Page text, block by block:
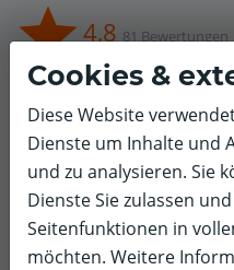
4,8 81 Bewertungen
verifiziert
Keine Bewertugen mit
Filter zurücksetzen
Cookies &
Diese Website
Dienste um Inhalte und
und zu analysieren. Sie
Dienste Sie zulassen
Seitenfunktionen in
möchten. Weitere